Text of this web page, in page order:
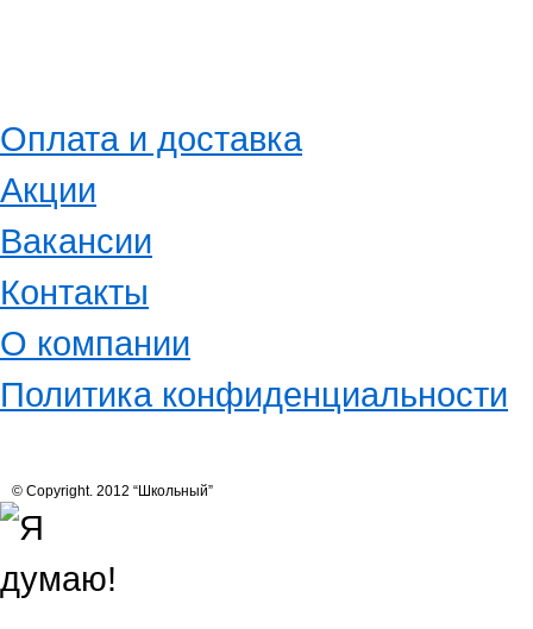
Оплата и доставка
Акции
Вакансии
Контакты
О компании
Политика конфиденциальности
© Copyright. 2012 “Школьный”